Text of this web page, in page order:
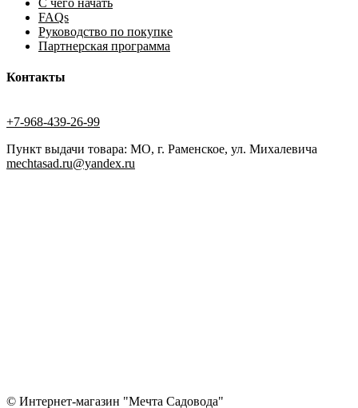
FAQs
Руководство по покупке
Партнерская программа
Контакты
+7-968-439-26-99
Пункт выдачи товара: МО, г. Раменское, ул. Михалевича
mechtasad.ru@yandex.ru
© Интернет-магазин "Мечта Садовода"